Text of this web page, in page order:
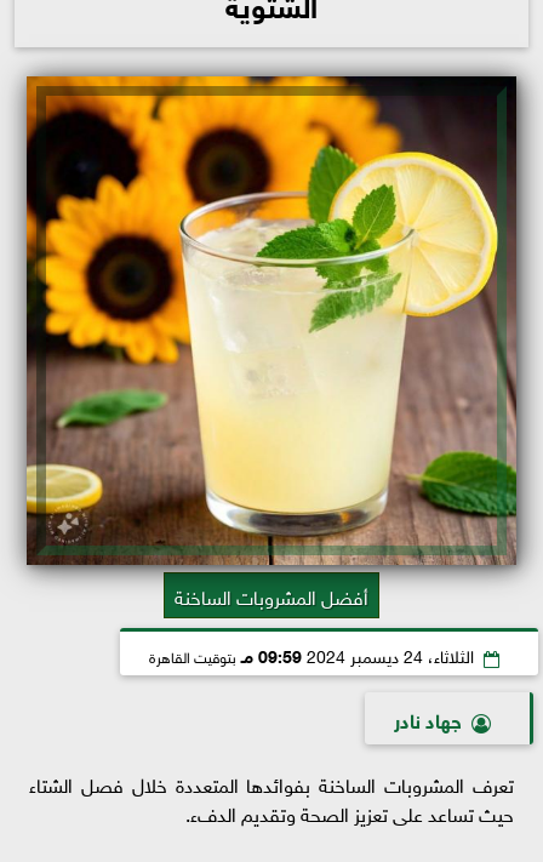
أفضل المشروبات الساخنة
الثلاثاء، 24 ديسمبر 2024 09:59 مـ بتوقيت القاهرة
جهاد نادر
تعرف المشروبات الساخنة بفوائدها المتعددة خلال فصل الشتاء
حيث تساعد على تعزيز الصحة وتقديم الدفء.